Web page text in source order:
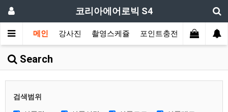
코리아에어로빅 S4
메인 강사진 촬영스케쥴 포인트충전 장르별 모음
Search
검색범위